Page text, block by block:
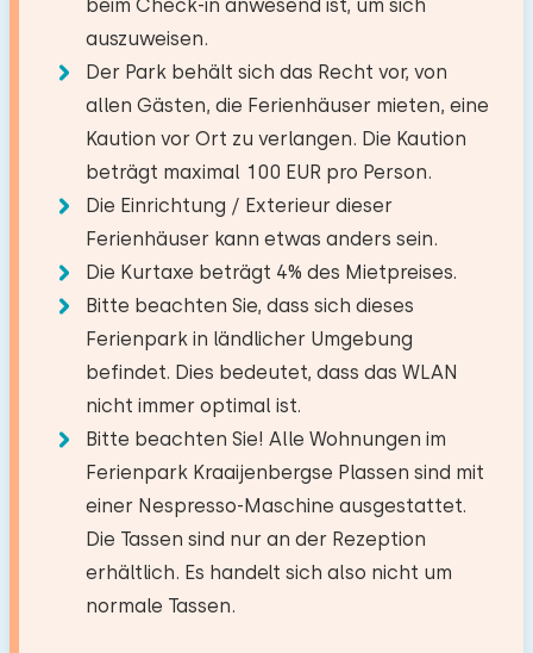
Haus beträgt 6.Sie können zusätzliche Babys
mitbringen (2).
− +
Anzahl der Kinder −
Anzahl der Babys − +
Anzahl der Haustiere −
Löschen Verwenden
beim Check-in anwesend ist, um sich
auszuweisen.
Der Park behält sich das Recht vor, von
allen Gästen, die Ferienhäuser mieten, eine
Kaution vor Ort zu verlangen. Die Kaution
beträgt maximal 100 EUR pro Person.
Die Einrichtung / Exterieur dieser
Ferienhäuser kann etwas anders sein.
Die Kurtaxe beträgt 4% des Mietpreises.
Bitte beachten Sie, dass sich dieses
Ferienpark in ländlicher Umgebung
befindet. Dies bedeutet, dass das WLAN
nicht immer optimal ist.
Bitte beachten Sie! Alle Wohnungen im
Ferienpark Kraaijenbergse Plassen sind mit
einer Nespresso-Maschine ausgestattet.
Die Tassen sind nur an der Rezeption
erhältlich. Es handelt sich also nicht um
normale Tassen.
Backofen
Mikrowelle
Geschirrspüler
Kühlschrank mit Gefrierfach
Filter Kaffeemaschine
Nespresso
Wasserkocher
Draußen
Privatparkplätze: 1
Mit Terrasse
Gartenmöbel
Zugänglichkeit
Schlafzimmer
Boden:
Erdgeschoss
Schlafplätze: 2
Bett: Einzel
Abmessungen: 80 x 200
Bettdecke(n): Einzelbettdecke
Bett: Einzel
Abmessungen: 80 x 200
Bettdecke(n): Einzelbettdecke
Schlafzimmer
Boden:
Einrichtungen:
Waschen-Handbassin
DuschKabine
Dorf/Stadtzentrum
Wald
Freizeitsee
0,1 km
Angelgewässer
14,3 km
Golfplatz
18,0 km
Nationalpark
19,2 km
Vergnügungspark
Zugbahnhof
5,9 km
Bushaltestelle
5,1 km
Aktivitäten in der
Kanu fahren
Segeln
Spazieren
Rad fahren
Schwimmen